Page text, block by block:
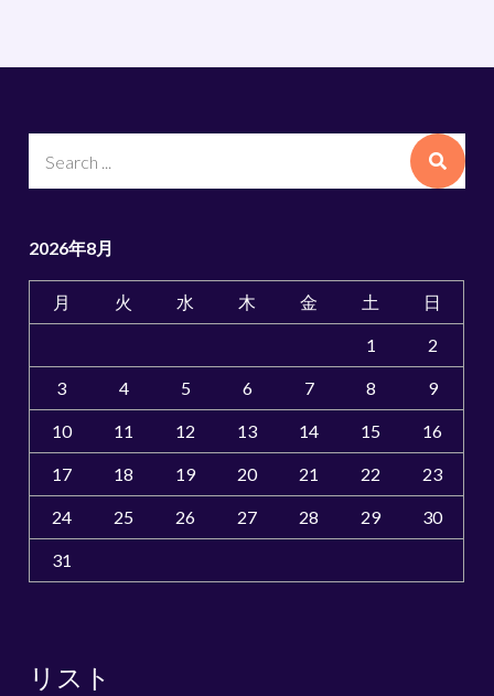
2026年8月
月 火 水 木 金 土 日
1 2
3 4 5 6 7 8 9
10 11 12 13 14 15 16
17 18 19 20 21 22 23
24 25 26 27 28 29 30
31
リスト